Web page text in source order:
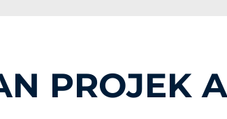
PROJEK